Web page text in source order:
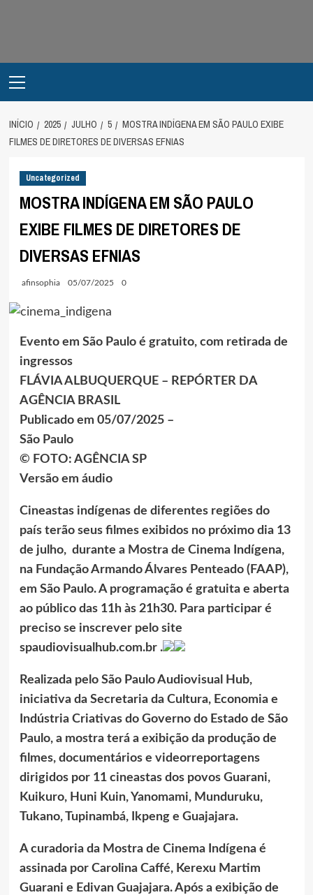
Menu
INÍCIO 2025 JULHO 5
MOSTRA INDÍGENA EM SÃO PAULO EXIBE
FILMES DE DIRETORES DE DIVERSAS EFNIAS
Uncategorized
MOSTRA INDÍGENA EM SÃO PAULO
EXIBE FILMES DE DIRETORES DE
DIVERSAS EFNIAS
afinsophia 05/07/2025 0
Evento em São Paulo é gratuito, com retirada de
ingressos
FLÁVIA ALBUQUERQUE – REPÓRTER DA
AGÊNCIA BRASIL
Publicado em 05/07/2025 –
São Paulo
© FOTO: AGÊNCIA SP
Versão em áudio
Cineastas indígenas de diferentes regiões do
país terão seus filmes exibidos no próximo dia 13
de julho, durante a Mostra de Cinema Indígena,
na Fundação Armando Álvares Penteado (FAAP),
em São Paulo. A programação é gratuita e aberta
ao público das 11h às 21h30. Para participar é
preciso se inscrever pelo site
spaudiovisualhub.com.br .
Realizada pelo São Paulo Audiovisual Hub,
iniciativa da Secretaria da Cultura, Economia e
Indústria Criativas do Governo do Estado de São
Paulo, a mostra terá a exibição da produção de
filmes, documentários e videorreportagens
dirigidos por 11 cineastas dos povos Guarani,
Kuikuro, Huni Kuin, Yanomami, Munduruku,
Tukano, Tupinambá, Ikpeng e Guajajara.
A curadoria da Mostra de Cinema Indígena é
assinada por Carolina Caffé, Kerexu Martim
Guarani e Edivan Guajajara. Após a exibição de